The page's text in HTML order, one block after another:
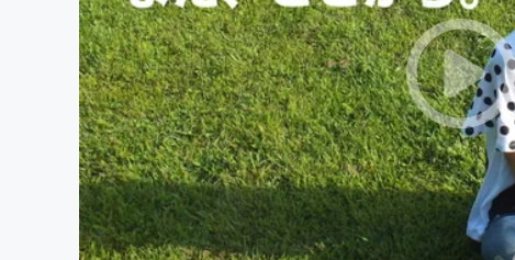
ビジネス・起業
まちづくり・地域活性化